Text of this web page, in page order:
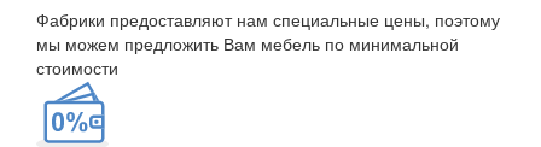
Фабрики предоставляют нам специальные цены, поэтому
мы можем предложить Вам мебель по минимальной
стоимости